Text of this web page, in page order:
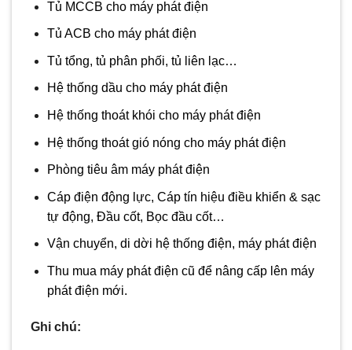
Tủ MCCB cho máy phát điện
Tủ ACB cho máy phát điện
Tủ tổng, tủ phân phối, tủ liên lạc…
Hệ thống dầu cho máy phát điện
Hệ thống thoát khói cho máy phát điện
Hệ thống thoát gió nóng cho máy phát điện
Phòng tiêu âm máy phát điện
Cáp điện động lực, Cáp tín hiệu điều khiển & sạc
tự động, Đầu cốt, Bọc đầu cốt…
Vận chuyển, di dời hệ thống điện, máy phát điện
Thu mua máy phát điện cũ để nâng cấp lên máy
phát điện mới.
Ghi chú: